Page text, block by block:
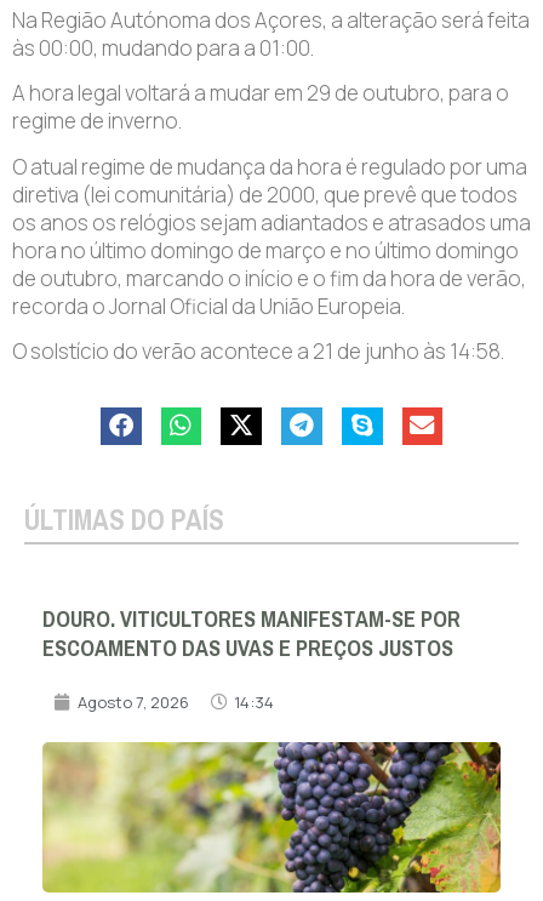
Na Região Autónoma dos Açores, a alteração será feita
às 00:00, mudando para a 01:00.
A hora legal voltará a mudar em 29 de outubro, para o
regime de inverno.
O atual regime de mudança da hora é regulado por uma
diretiva (lei comunitária) de 2000, que prevê que todos
os anos os relógios sejam adiantados e atrasados uma
hora no último domingo de março e no último domingo
de outubro, marcando o início e o fim da hora de verão,
recorda o Jornal Oficial da União Europeia.
O solstício do verão acontece a 21 de junho às 14:58.
ÚLTIMAS DO PAÍS
DOURO. VITICULTORES MANIFESTAM-SE POR
ESCOAMENTO DAS UVAS E PREÇOS JUSTOS
Agosto 7, 2026 14:34